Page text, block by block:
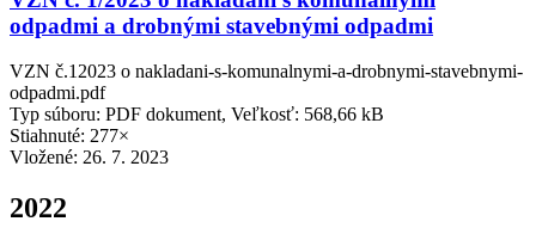
odpadmi a drobnými stavebnými odpadmi
VZN č.12023 o nakladani-s-komunalnymi-a-drobnymi-stavebnymi-
odpadmi.pdf
Typ súboru: PDF dokument, Veľkosť: 568,66 kB
Stiahnuté: 277×
Vložené: 26. 7. 2023
2022